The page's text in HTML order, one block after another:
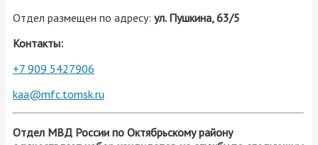
Отдел размещен по адресу: ул. Пушкина, 63/5
Контакты:
+7 909 5427906
kaa@mfc.tomsk.ru
Отдел МВД России по Октябрьскому району